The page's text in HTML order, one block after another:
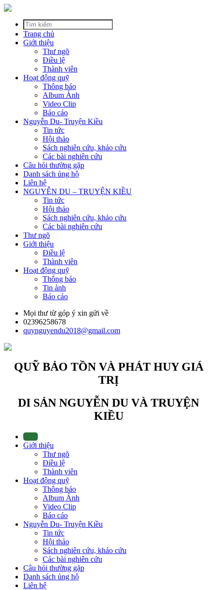
Trang chủ
Giới thiệu
Thư ngõ
Điều lệ
Thành viên
Hoạt động quỹ
Thông báo
Album Ảnh
Video Clip
Báo cáo
Nguyễn Du- Truyện Kiều
Tin tức
Hội thảo
Sách nghiên cứu, khảo cứu
Các bài nghiên cứu
Câu hỏi thường gặp
Danh sách ủng hộ
Liên hệ
NGUYỄN DU – TRUYỆN KIỀU
Tin tức
Hội thảo
Sách nghiên cứu, khảo cứu
Các bài nghiên cứu
Thư ngõ
Giới thiệu
Điều lệ
Thành viên
Hoạt động quỹ
Thông báo
Tin ảnh
Báo cáo
Mọi thư từ góp ý xin gửi về
02396258678
quynguyendu2018@gmail.com
QUỸ BẢO TỒN VÀ PHÁT HUY GIÁ
TRỊ
DI SẢN NGUYỄN DU VÀ TRUYỆN
KIỀU
Giới thiệu
Thư ngõ
Điều lệ
Thành viên
Hoạt động quỹ
Thông báo
Album Ảnh
Video Clip
Báo cáo
Nguyễn Du- Truyện Kiều
Tin tức
Hội thảo
Sách nghiên cứu, khảo cứu
Các bài nghiên cứu
Câu hỏi thường gặp
Danh sách ủng hộ
Liên hệ